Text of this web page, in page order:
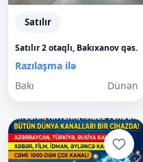
Satılır
Satılır 2 otaqlı, Bakıxanov qəs.
Razılaşma ilə
Bakı
Dünən